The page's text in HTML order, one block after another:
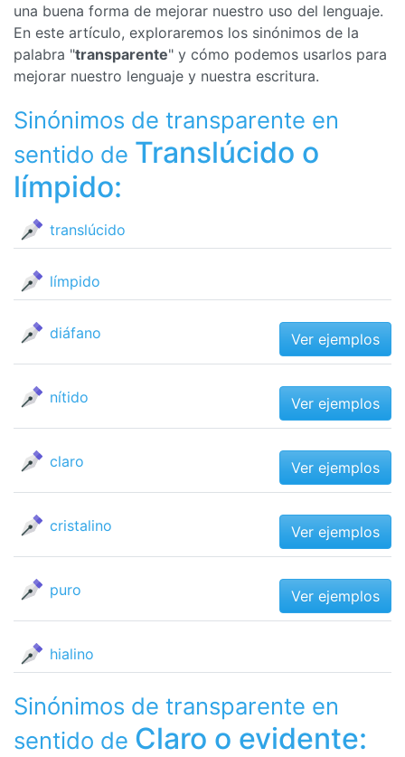
una buena forma de mejorar nuestro uso del lenguaje.
En este artículo, exploraremos los sinónimos de la
palabra "transparente" y cómo podemos usarlos para
mejorar nuestro lenguaje y nuestra escritura.
Sinónimos de transparente en
sentido de Translúcido o
límpido:
translúcido
límpido
diáfano Ver ejemplos
nítido Ver ejemplos
claro Ver ejemplos
cristalino Ver ejemplos
puro Ver ejemplos
hialino
Sinónimos de transparente en
sentido de Claro o evidente: